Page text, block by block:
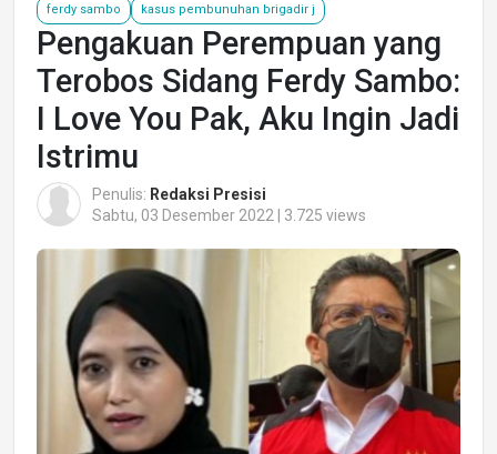
ferdy sambo kasus pembunuhan brigadir j
Pengakuan Perempuan yang
Terobos Sidang Ferdy Sambo:
I Love You Pak, Aku Ingin Jadi
Istrimu
Penulis: Redaksi Presisi
Sabtu, 03 Desember 2022 | 3.725 views